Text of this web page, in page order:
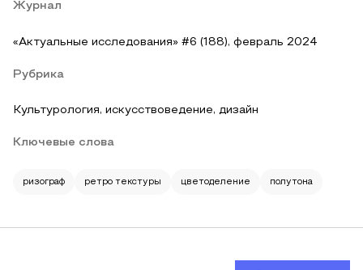
Журнал
«Актуальные исследования» #6 (188), февраль 2024
Рубрика
Культурология, искусствоведение, дизайн
Ключевые слова
ризограф ретро текстуры цветоделение полутона